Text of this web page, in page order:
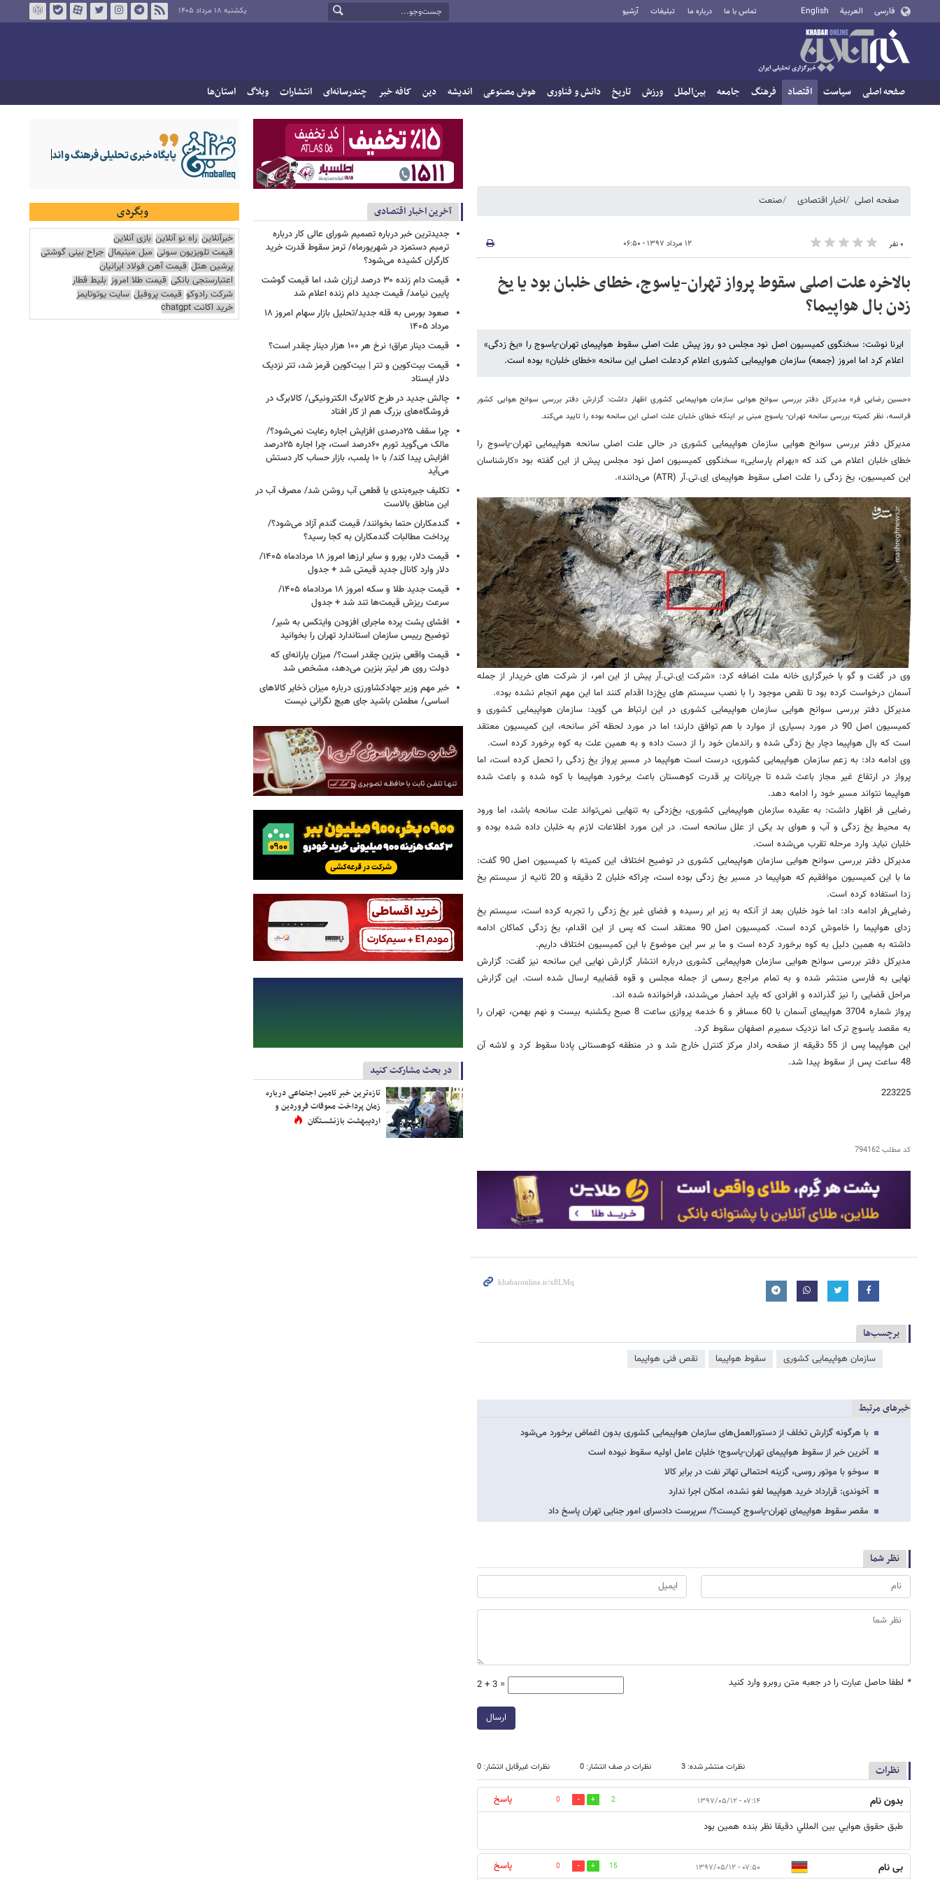
فارسی العربية English تماس با ما درباره ما تبلیغات آرشیو یکشنبه ۱۸ مرداد ۱۴۰۵
صفحه اصلی سیاست اقتصاد فرهنگ جامعه بین‌الملل ورزش تاریخ دانش و فناوری هوش مصنوعی اندیشه دین کافه خبر چندرسانه‌ای انتشارات وبلاگ استان‌ها
صفحه اصلی اخبار اقتصادی صنعت
۰ نفر ۱۲ مرداد ۱۳۹۷ - ۰۶:۵۰
بالاخره علت اصلی سقوط پرواز تهران-یاسوج، خطای خلبان بود یا یخ
زدن بال هواپیما؟
ایرنا نوشت: سخنگوی کمیسیون اصل نود مجلس دو روز پیش علت اصلی سقوط هواپیمای تهران-یاسوج را «یخ زدگی»
اعلام کرد اما امروز (جمعه) سازمان هواپیمایی کشوری اعلام کردعلت اصلی این سانحه «خطای خلبان» بوده است.
«حسین رضایی فر» مدیرکل دفتر بررسی سوانح هوایی سازمان هواپیمایی کشوری اظهار داشت: گزارش دفتر بررسی سوانح هوایی کشور
فرانسه، نظر کمیته بررسی سانحه تهران- یاسوج مبنی بر اینکه خطای خلبان علت اصلی این سانحه بوده را تایید می‌کند.
مدیرکل دفتر بررسی سوانح هوایی سازمان هواپیمایی کشوری در حالی علت اصلی سانحه هواپیمایی تهران-یاسوج را
خطای خلبان اعلام می کند که «بهرام پارسایی» سخنگوی کمیسیون اصل نود مجلس پیش از این گفته بود «کارشناسان
این کمیسیون، یخ زدگی را علت اصلی سقوط هواپیمای اِی.تی.آر (ATR) می‌دانند».
وی در گفت و گو با خبرگزاری خانه ملت اضافه کرد: «شرکت اِی.تی.آر پیش از این امر، از شرکت های خریدار از جمله
آسمان درخواست کرده بود تا نقص موجود را با نصب سیستم های یخ‌زدا اقدام کنند اما این مهم انجام نشده بود».
مدیرکل دفتر بررسی سوانح هوایی سازمان هواپیمایی کشوری در این ارتباط می گوید: سازمان هواپیمایی کشوری و
کمیسیون اصل 90 در مورد بسیاری از موارد با هم توافق دارند؛ اما در مورد لحظه آخر سانحه، این کمیسیون معتقد
است که بال هواپیما دچار یخ زدگی شده و راندمان خود را از دست داده و به همین علت به کوه برخورد کرده است.
وی ادامه داد: به زعم سازمان هواپیمایی کشوری، درست است هواپیما در مسیر پرواز یخ زدگی را تحمل کرده است، اما
پرواز در ارتفاع غیر مجاز باعث شده تا جریانات پر قدرت کوهستان باعث برخورد هواپیما با کوه شده و باعث شده
هواپیما نتواند مسیر خود را ادامه دهد.
رضایی فر اظهار داشت: به عقیده سازمان هواپیمایی کشوری، یخ‌زدگی به تنهایی نمی‌تواند علت سانحه باشد، اما ورود
به محیط یخ زدگی و آب و هوای بد یکی از علل سانحه است. در این مورد اطلاعات لازم به خلبان داده شده بوده و
خلبان نباید وارد مرحله تقرب می‌شده است.
مدیرکل دفتر بررسی سوانح هوایی سازمان هواپیمایی کشوری در توضیح اختلاف این کمیته با کمیسیون اصل 90 گفت:
ما با این کمیسیون موافقیم که هواپیما در مسیر یخ زدگی بوده است، چراکه خلبان 2 دقیقه و 20 ثانیه از سیستم یخ
زدا استفاده کرده است.
رضایی‌فر ادامه داد: اما خود خلبان بعد از آنکه به زیر ابر رسیده و فضای غیر یخ زدگی را تجربه کرده است، سیستم یخ
زدای هواپیما را خاموش کرده است. کمیسیون اصل 90 معتقد است که پس از این اقدام، یخ زدگی کماکان ادامه
داشته به همین دلیل به کوه برخورد کرده است و ما بر سر این موضوع با این کمیسیون اختلاف داریم.
مدیرکل دفتر بررسی سوانح هوایی سازمان هواپیمایی کشوری درباره انتشار گزارش نهایی این سانحه نیز گفت: گزارش
نهایی به فارسی منتشر شده و به تمام مراجع رسمی از جمله مجلس و قوه قضاییه ارسال شده است. این گزارش
مراحل قضایی را نیز گذرانده و افرادی که باید احضار می‌شدند، فراخوانده شده اند.
پرواز شماره 3704 هواپیمای آسمان با 60 مسافر و 6 خدمه پروازی ساعت 8 صبح یکشنبه بیست و نهم بهمن، تهران را
به مقصد یاسوج ترک اما نزدیک سمیرم اصفهان سقوط کرد.
این هواپیما پس از 55 دقیقه از صفحه رادار مرکز کنترل خارج شد و در منطقه کوهستانی پادنا سقوط کرد و لاشه آن
48 ساعت پس از سقوط پیدا شد.
223225
کد مطلب794162
برچسب‌ها
سازمان هواپیمایی کشوری سقوط هواپیما نقص فنی هواپیما
خبرهای مرتبط
با هرگونه گزارش تخلف از دستورالعمل‌های سازمان هواپیمایی کشوری بدون اغماض برخورد می‌شود
آخرین خبر از سقوط هواپیمای تهران-یاسوج؛ خلبان عامل اولیه سقوط نبوده است
سوخو با موتور روسی، گزینه احتمالی تهاتر نفت در برابر کالا
آخوندی: قرارداد خرید هواپیما لغو نشده، امکان اجرا ندارد
مقصر سقوط هواپیمای تهران-یاسوج کیست؟/ سرپرست دادسرای امور جنایی تهران پاسخ داد
نظر شما
* لطفا حاصل عبارت را در جعبه متن روبرو وارد کنید 2 + 3 =
ارسال
نظرات نظرات منتشر شده: 3 نظرات در صف انتشار: 0 نظرات غیرقابل انتشار: 0
بدون نام ۰۷:۱۴ - ۱۳۹۷/۰۵/۱۲ 2
0
پاسخ
طبق حقوق هوايي بين المللي دقيقا نظر بنده همين بود
بی نام ۰۷:۵۰ - ۱۳۹۷/۰۵/۱۲ 15
0 پاسخ
آخرین اخبار اقتصادی
جدیدترین خبر درباره تصمیم شورای عالی کار درباره
ترمیم دستمزد در شهریورماه/ ترمز سقوط قدرت خرید
کارگران کشیده می‌شود؟
قیمت دام زنده ۳۰ درصد ارزان شد، اما قیمت گوشت
پایین نیامد/ قیمت جدید دام زنده اعلام شد
صعود بورس به قله جدید/تحلیل بازار سهام امروز ۱۸
مرداد ۱۴۰۵
قیمت دینار عراق؛ نرخ هر ۱۰۰ هزار دینار چقدر است؟
قیمت بیت‌کوین و تتر | بیت‌کوین قرمز شد، تتر نزدیک
دلار ایستاد
چالش جدید در طرح کالابرگ الکترونیکی/ کالابرگ در
فروشگاه‌های بزرگ هم از کار افتاد
چرا سقف ۲۵درصدی افزایش اجاره رعایت نمی‌شود؟/
مالک می‌گوید تورم ۶۰درصد است، چرا اجاره ۲۵درصد
افزایش پیدا کند/ با ۱۰ پلمب، بازار حساب کار دستش
می‌آید
تکلیف جیره‌بندی یا قطعی آب روشن شد/ مصرف آب در
این مناطق بالاست
گندمکاران حتما بخوانند/ قیمت گندم آزاد می‌شود؟/
پرداخت مطالبات گندمکاران به کجا رسید؟
قیمت دلار، یورو و سایر ارزها امروز ۱۸ مردادماه ۱۴۰۵/
دلار وارد کانال جدید قیمتی شد + جدول
قیمت جدید طلا و سکه امروز ۱۸ مردادماه ۱۴۰۵/
سرعت ریزش قیمت‌ها تند شد + جدول
افشای پشت پرده ماجرای افزودن وایتکس به شیر/
توضیح رییس سازمان استاندارد تهران را بخوانید
قیمت واقعی بنزین چقدر است؟/ میزان یارانه‌ای که
دولت روی هر لیتر بنزین می‌دهد، مشخص شد
خبر مهم وزیر جهادکشاورزی درباره میزان ذخایر کالاهای
اساسی/ مطمئن باشید جای هیچ نگرانی نیست
در بحث مشارکت کنید
تازه‌ترین خبر تامین اجتماعی درباره
زمان پرداخت معوقات فروردین و
اردیبهشت بازنشستگان
وبگردی
خبرآنلاین راه نو آنلاین بازی آنلاین
قیمت تلویزیون سونی مبل مینیمال جراح بینی گوشتی
پرشین هتل قیمت آهن فولاد ایرانیان
اعتبارسنجی بانکی قیمت طلا امروز بلیط قطار
شرکت رادوکو قیمت پروفیل سایت یوتوتایمز
خرید اکانت chatgpt